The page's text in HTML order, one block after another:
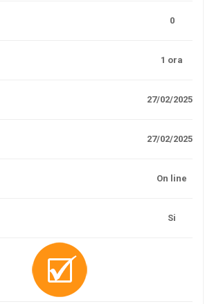
0
1 ora
27/02/2025
27/02/2025
On line
Si